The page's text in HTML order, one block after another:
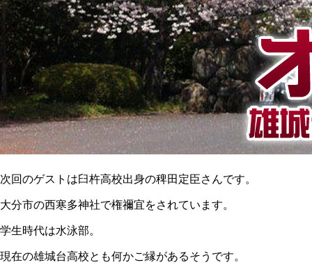
次回のゲストは臼杵高校出身の稗田定臣さんです。
大分市の西寒多神社で権禰宜をされています。
学生時代は水泳部。
現在の雄城台高校とも何かご縁があるそうです。